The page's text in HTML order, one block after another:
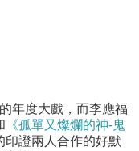
年度大戲，而李應福
《孤單又燦爛的神-鬼
印證兩人合作的好默